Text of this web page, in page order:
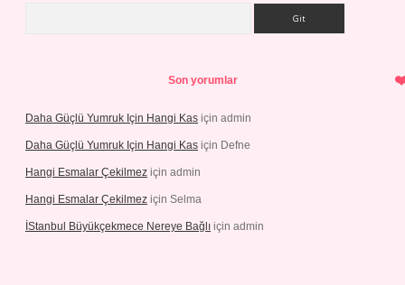
Son yorumlar
Daha Güçlü Yumruk Için Hangi Kas için admin
Daha Güçlü Yumruk Için Hangi Kas için Defne
Hangi Esmalar Çekilmez için admin
Hangi Esmalar Çekilmez için Selma
İStanbul Büyükçekmece Nereye Bağlı için admin